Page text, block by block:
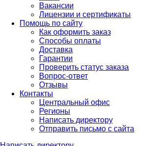
Вакансии
Лицензии и сертификаты
Помощь по сайту
Как оформить заказ
Способы оплаты
Доставка
Гарантии
Проверить статус заказа
Вопрос-ответ
Отзывы
Контакты
Центральный офис
Регионы
Написать директору
Отправить письмо с сайта